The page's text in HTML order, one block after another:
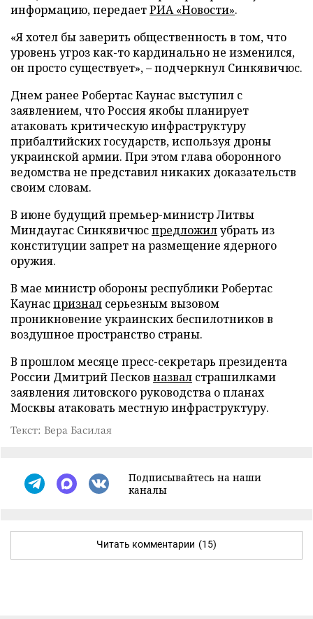
информацию, передаетРИА «Новости».
«Я хотел бы заверить общественность в том, что
уровень угроз как-то кардинально не изменился,
он просто существует», – подчеркнул Синкявичюс.
Днем ранее Робертас Каунас выступил с
заявлением, что Россия якобы планирует
атаковать критическую инфраструктуру
прибалтийских государств, используя дроны
украинской армии. При этом глава оборонного
ведомства не представил никаких доказательств
своим словам.
В июне будущий премьер-министр Литвы
Миндаугас Синкявичюспредложилубрать из
конституции запрет на размещение ядерного
оружия.
В мае министр обороны республики Робертас
Каунаспризнал серьезным вызовом
проникновение украинских беспилотников в
воздушное пространство страны.
В прошлом месяце пресс-секретарь президента
России Дмитрий Песков назвал страшилками
заявления литовского руководства о планах
Москвы атаковать местную инфраструктуру.
Текст: Вера Басилая
Подписывайтесь на наши
каналы
Читать комментарии (15)